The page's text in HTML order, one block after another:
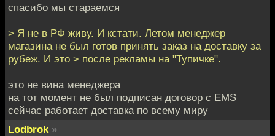
спасибо мы стараемся
> Я не в РФ живу. И кстати. Летом менеджер
магазина не был готов принять заказ на доставку за
рубеж. И это > после рекламы на "Тупичке".
это не вина менеджера
на тот момент не был подписан договор с EMS
сейчас работает доставка по всему миру
Lodbrok »